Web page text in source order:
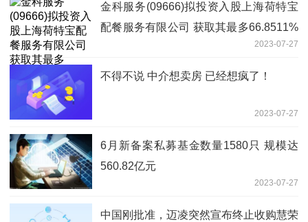
金科服务(09666)拟投资入股上海荷特宝
配餐服务有限公司 获取其最多66.8511%
2023-07-27
不得不说 中介想卖房 已经想疯了！
2023-07-27
6月新备案私募基金数量1580只 规模达
560.82亿元
2023-07-27
中国刚批准，迈凌突然宣布终止收购慧荣